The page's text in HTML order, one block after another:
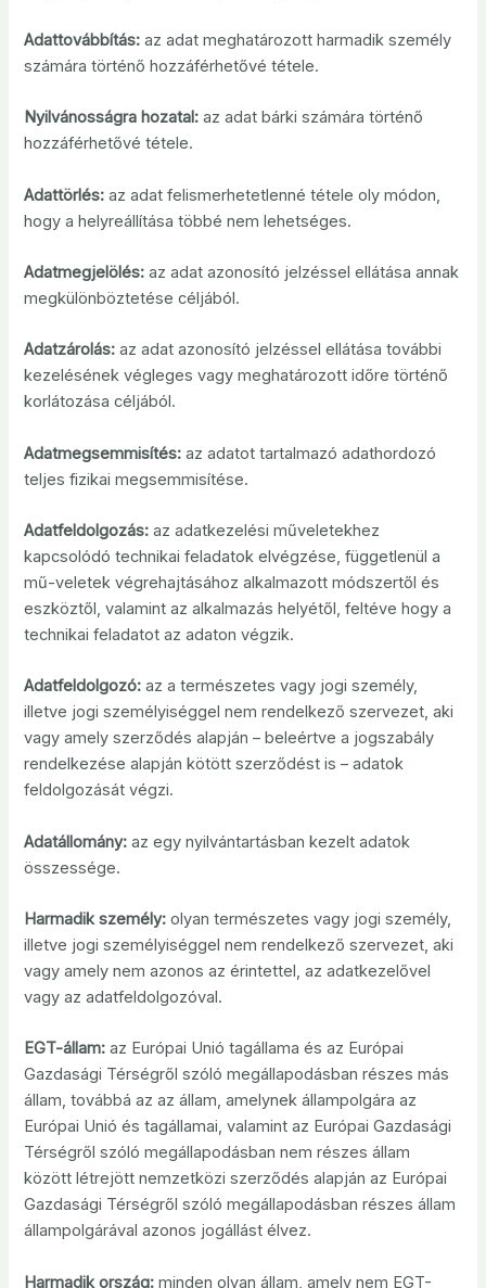
Adattovábbítás: az adat meghatározott harmadik személy
számára történő hozzáférhetővé tétele.
Nyilvánosságra hozatal: az adat bárki számára történő
hozzáférhetővé tétele.
Adattörlés: az adat felismerhetetlenné tétele oly módon,
hogy a helyreállítása többé nem lehetséges.
Adatmegjelölés: az adat azonosító jelzéssel ellátása annak
megkülönböztetése céljából.
Adatzárolás: az adat azonosító jelzéssel ellátása további
kezelésének végleges vagy meghatározott időre történő
korlátozása céljából.
Adatmegsemmisítés: az adatot tartalmazó adathordozó
teljes fizikai megsemmisítése.
Adatfeldolgozás: az adatkezelési műveletekhez
kapcsolódó technikai feladatok elvégzése, függetlenül a
mű-veletek végrehajtásához alkalmazott módszertől és
eszköztől, valamint az alkalmazás helyétől, feltéve hogy a
technikai feladatot az adaton végzik.
Adatfeldolgozó: az a természetes vagy jogi személy,
illetve jogi személyiséggel nem rendelkező szervezet, aki
vagy amely szerződés alapján – beleértve a jogszabály
rendelkezése alapján kötött szerződést is – adatok
feldolgozását végzi.
Adatállomány: az egy nyilvántartásban kezelt adatok
összessége.
Harmadik személy: olyan természetes vagy jogi személy,
illetve jogi személyiséggel nem rendelkező szervezet, aki
vagy amely nem azonos az érintettel, az adatkezelővel
vagy az adatfeldolgozóval.
EGT-állam: az Európai Unió tagállama és az Európai
Gazdasági Térségről szóló megállapodásban részes más
állam, továbbá az az állam, amelynek állampolgára az
Európai Unió és tagállamai, valamint az Európai Gazdasági
Térségről szóló megállapodásban nem részes állam
között létrejött nemzetközi szerződés alapján az Európai
Gazdasági Térségről szóló megállapodásban részes állam
állampolgárával azonos jogállást élvez.
Harmadik ország: minden olyan állam, amely nem EGT-